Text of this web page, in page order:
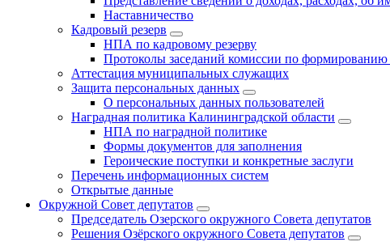
Наставничество
Кадровый резерв
НПА по кадровому резерву
Протоколы заседаний комиссии по формированию
Аттестация муниципальных служащих
Защита персональных данных
О персональных данных пользователей
Наградная политика Калининградской области
НПА по наградной политике
Формы документов для заполнения
Героические поступки и конкретные заслуги
Перечень информационных систем
Открытые данные
Окружной Совет депутатов
Председатель Озерского окружного Совета депутатов
Решения Озёрского окружного Совета депутатов